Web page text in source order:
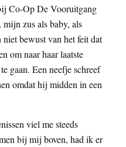
Co-Op De Vooruitgang
mijn zus als baby, als
bewust van het feit dat
om naar haar laatste
gaan. Een neefje schreef
omdat hij midden in een
viel me steeds
bij mij boven, had ik er